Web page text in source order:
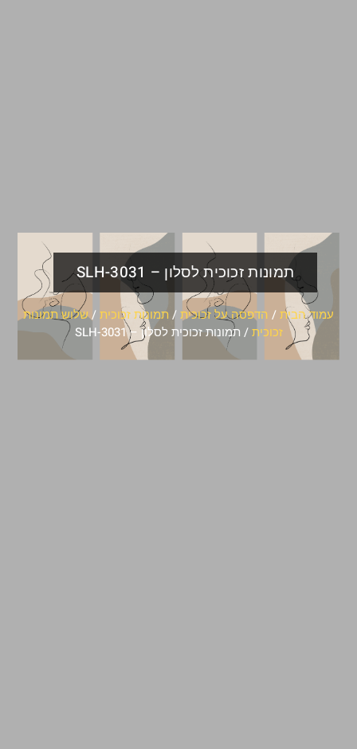
תמונות זכוכית לסלון – SLH-3031
עמוד הבית/ הדפסה על זכוכית/ תמונות זכוכית/שלוש תמונות
זכוכית/ תמונות זכוכית לסלון – SLH-3031